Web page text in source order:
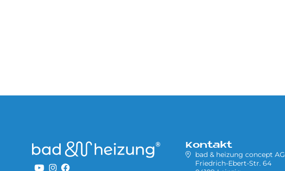
Kontakt
bad & heizung concept AG
Friedrich-Ebert-Str. 64